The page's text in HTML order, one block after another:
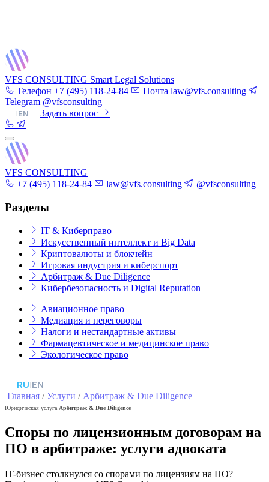
VFS CONSULTING Smart Legal Solutions
Телефон +7 (495) 118-24-84 Почта law@vfs.consulting
Telegram @vfsconsulting
|EN Задать вопрос
VFS CONSULTING
+7 (495) 118-24-84
law@vfs.consulting @vfsconsulting
Разделы
IT & Киберправо
Искусственный интеллект и Big Data
Криптовалюты и блокчейн
Игровая индустрия и киберспорт
Арбитраж & Due Diligence
Кибербезопасность и Digital Reputation
Авиационное право
Медиация и переговоры
Налоги и нестандартные активы
Фармацевтическое и медицинское право
Экологическое право
RU|EN
Главная /Услуги /Арбитраж & Due Diligence
Юридическая услуга Арбитраж & Due Diligence
Споры по лицензионным договорам на
ПО в арбитраже: услуги адвоката
IT-бизнес столкнулся со спорами по лицензиям на ПО?